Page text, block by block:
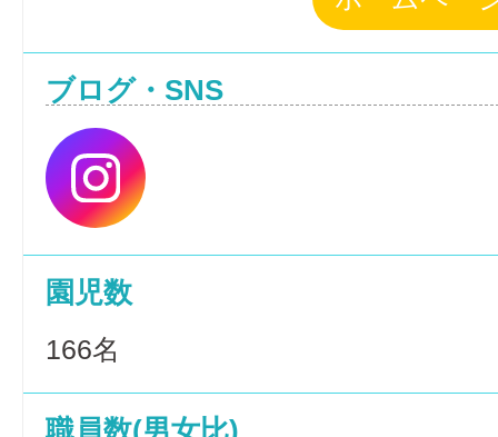
ブログ・SNS
園児数
166名